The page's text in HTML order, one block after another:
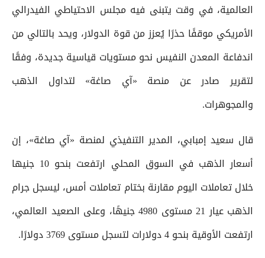
العالمية، في وقت يتبنى فيه مجلس الاحتياطي الفيدرالي
الأمريكي موقفًا حذرًا يُعزز من قوة الدولار، ويحد بالتالي من
اندفاعة المعدن النفيس نحو مستويات قياسية جديدة، وفقًا
لتقرير صادر عن منصة «آي صاغة» لتداول الذهب
والمجوهرات.
قال سعيد إمبابي، المدير التنفيذي لمنصة «آي صاغة»، إن
أسعار الذهب في السوق المحلي ارتفعت بنحو 10 جنيها
خلال تعاملات اليوم مقارنة بختام تعاملات أمس، ليسجل جرام
الذهب عيار 21 مستوى 4980 جنيهًا، وعلى الصعيد العالمي،
ارتفعت الأوقية بنحو 4 دولارات لتسجل مستوى 3769 دولارًا.